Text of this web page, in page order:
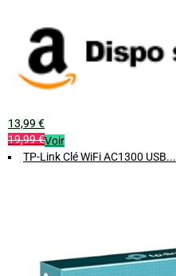
13,99 €
19,99 €Voir
TP-Link Clé WiFi AC1300 USB...